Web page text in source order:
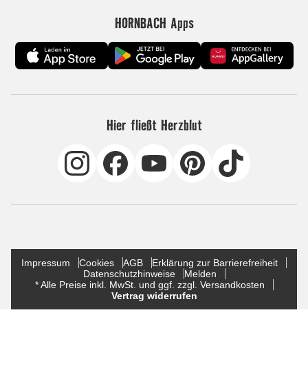
HORNBACH Apps
Hier fließt Herzblut
Impressum Cookies AGB
Erklärung zur Barrierefreiheit
Datenschutzhinweise
Melden
* Alle Preise inkl. MwSt. und ggf. zzgl. Versandkosten
Vertrag widerrufen